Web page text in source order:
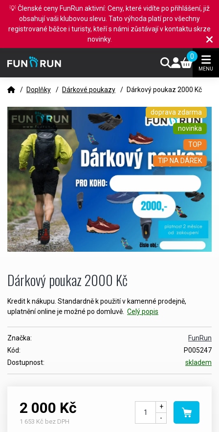
0
MENU
/ Doplňky / Dárkové poukazy / Dárkový poukaz 2000 Kč
doprava zdarma
novinka
TOP
TIP NA DÁREK
Dárkový poukaz 2000 Kč
Kredit k nákupu. Standardně k použití v kamenné prodejně,
uplatnění online je možné po domluvě. Celý popis
FunRun
Značka:
P005247
Kód:
skladem
Dostupnost:
2 000 Kč
1 653 Kč bez DPH
+
-
💡 Členské ceny FunRun aktivní: Ceny, které vidíte po přihlášení, již
obsahují vaši klubovou slevu. Tato výhoda platí pro všechny
registrované běžce i turisty, kteří s námi zůstávají v kontaktu skrze
novinky.